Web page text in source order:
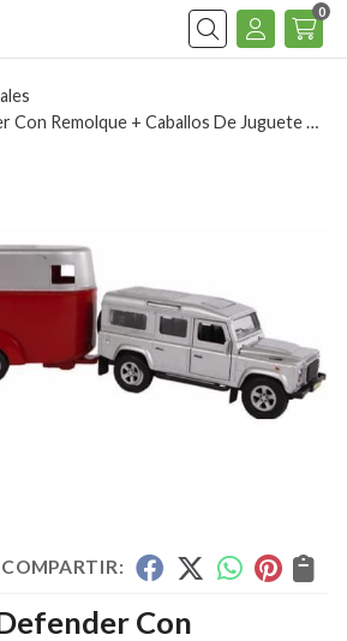
Buscar
0
Land Rover Defender Con Remolque + Caballos De Juguete Kids Globe 521712
COMPARTIR:
Con